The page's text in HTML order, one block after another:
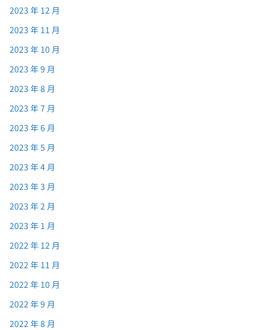
2023 年 12 月
2023 年 11 月
2023 年 10 月
2023 年 9 月
2023 年 8 月
2023 年 7 月
2023 年 6 月
2023 年 5 月
2023 年 4 月
2023 年 3 月
2023 年 2 月
2023 年 1 月
2022 年 12 月
2022 年 11 月
2022 年 10 月
2022 年 9 月
2022 年 8 月